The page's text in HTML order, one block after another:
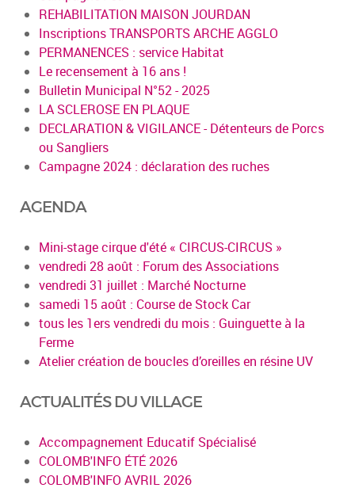
REHABILITATION MAISON JOURDAN
Inscriptions TRANSPORTS ARCHE AGGLO
PERMANENCES : service Habitat
Le recensement à 16 ans !
Bulletin Municipal N°52 - 2025
LA SCLEROSE EN PLAQUE
DECLARATION & VIGILANCE - Détenteurs de Porcs
ou Sangliers
Campagne 2024 : déclaration des ruches
AGENDA
Mini-stage cirque d'été « CIRCUS-CIRCUS »
vendredi 28 août : Forum des Associations
vendredi 31 juillet : Marché Nocturne
samedi 15 août : Course de Stock Car
tous les 1ers vendredi du mois : Guinguette à la
Ferme
Atelier création de boucles d’oreilles en résine UV
ACTUALITÉS DU VILLAGE
Accompagnement Educatif Spécialisé
COLOMB'INFO ÉTÉ 2026
COLOMB'INFO AVRIL 2026